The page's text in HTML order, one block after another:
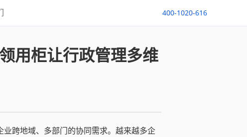
400-1020-616
用柜让行政管理多维
跨地域、多部门的协同需求。越来越多企